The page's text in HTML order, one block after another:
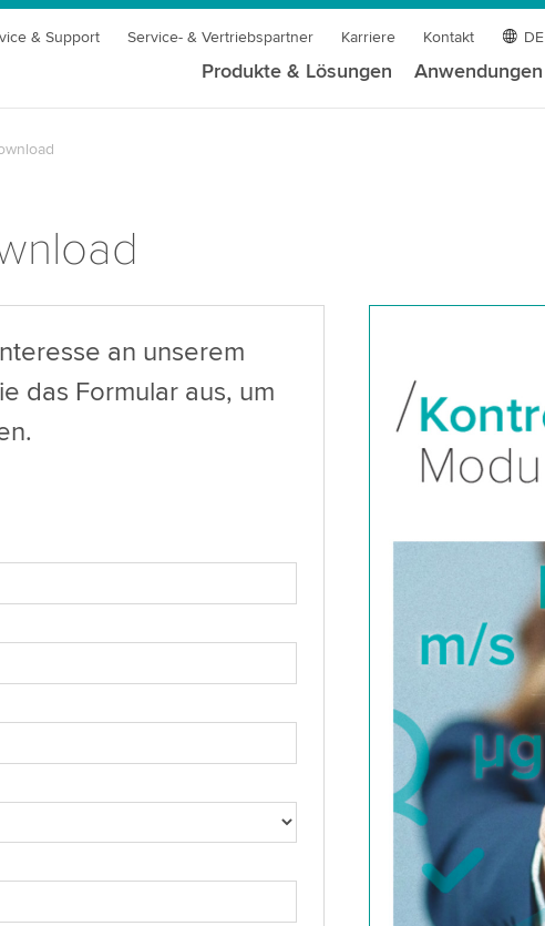
& Support Service- & Vertriebspartner Karriere Kontakt DE
Produkte & Lösungen Anwendungen
an unserem
das Formular aus, um